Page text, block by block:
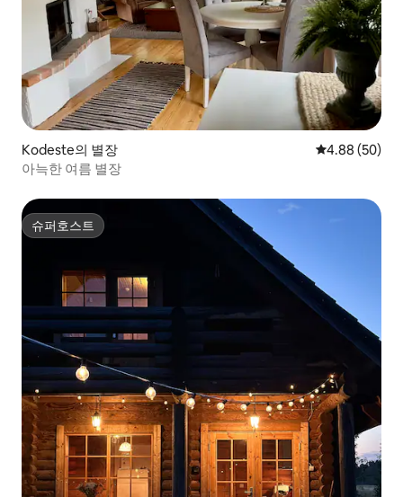
Kodeste의 별장 평점 4.88점(5
4.88 (50)
아늑한 여름 별장
슈퍼호스트
슈퍼호스트